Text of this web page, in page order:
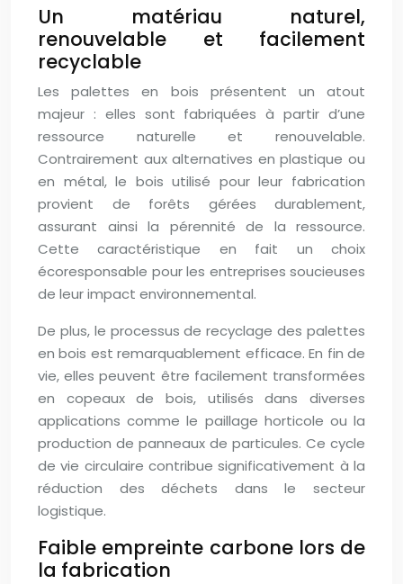
Un matériau naturel,
renouvelable et facilement
recyclable
Les palettes en bois présentent un atout
majeur : elles sont fabriquées à partir d’une
ressource naturelle et renouvelable.
Contrairement aux alternatives en plastique ou
en métal, le bois utilisé pour leur fabrication
provient de forêts gérées durablement,
assurant ainsi la pérennité de la ressource.
Cette caractéristique en fait un choix
écoresponsable pour les entreprises soucieuses
de leur impact environnemental.
De plus, le processus de recyclage des palettes
en bois est remarquablement efficace. En fin de
vie, elles peuvent être facilement transformées
en copeaux de bois, utilisés dans diverses
applications comme le paillage horticole ou la
production de panneaux de particules. Ce cycle
de vie circulaire contribue significativement à la
réduction des déchets dans le secteur
logistique.
Faible empreinte carbone lors de
la fabrication